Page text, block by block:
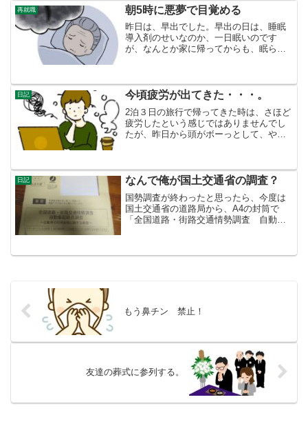
寝る前３時間タイマーつけています。７
時間寝るとすると４時間は...
再就職 朝5時に悪夢で目覚める
昨日は、早出でした。早出の日は、睡眠
導入剤のせいなのか、一日眠いのです
が、なんとか家に帰ってからも、眠らず
ので、１時ぐらいです。目が覚めたのが
５時。まわりが明るくなった...
日記 今頃疲労が出てきた・・・。
2泊３日の旅行で帰ってきた時は、さほど
疲労したという感じではありませんでし
たが、昨日から頭がボーっとして、やる
くて、つい神社の元宮を...
日記 なんで俺が国土交通省の調査？
国勢調査が終わったと思ったら、今度は
国土交通省の道路局から、A4の封筒で
「全国道路・街路交通情勢調査 自動車
もう鼻チン 禁止！
友達の葬式に参列する。